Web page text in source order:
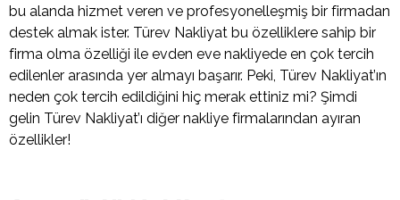
bu alanda hizmet veren ve profesyonelleşmiş bir firmadan
destek almak ister. Türev Nakliyat bu özelliklere sahip bir
firma olma özelliği ile evden eve nakliyede en çok tercih
edilenler arasında yer almayı başarır. Peki, Türev Nakliyat’ın
neden çok tercih edildiğini hiç merak ettiniz mi? Şimdi
gelin Türev Nakliyat’ı diğer nakliye firmalarından ayıran
özellikler!